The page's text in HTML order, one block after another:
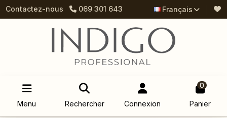
Contactez-nous 069 301 643 Français
Menu Rechercher Connexion
0
Panier